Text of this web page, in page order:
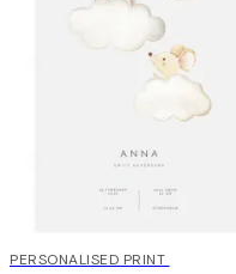
20%*
PERSONALISED PRINT